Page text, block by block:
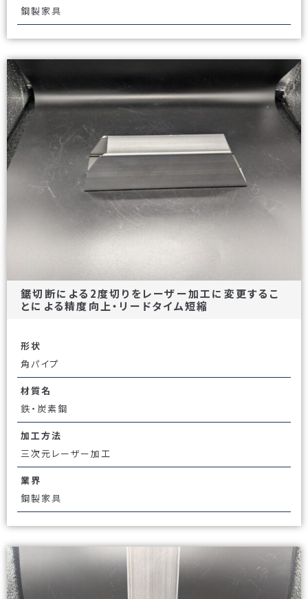
鋼製家具
鋸切断による2度切りをレーザー加工に変更するこ
とによる精度向上・リードタイム短縮
形状
角パイプ
材質名
鉄・炭素鋼
加工方法
三次元レーザー加工
業界
鋼製家具